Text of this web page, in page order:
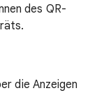
des QR-
die Anzeigen